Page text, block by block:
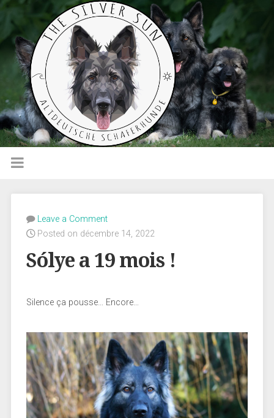
Leave a Comment
Posted on décembre 14, 2022
Sólye a 19 mois !
Silence ça pousse… Encore…